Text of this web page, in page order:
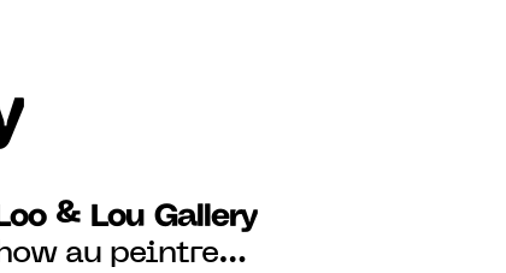
Loo & Lou Gallery
au peintre